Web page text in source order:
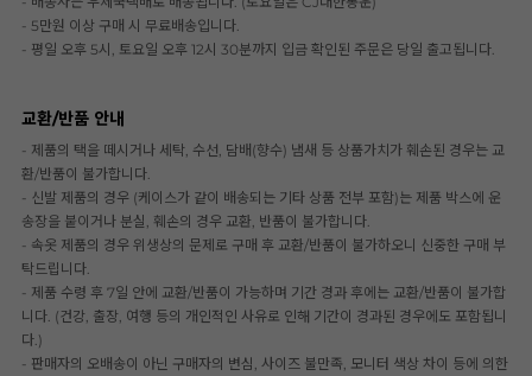
- 5만원 이상 구매 시 무료배송입니다.
- 평일 오후 5시, 토요일 오후 12시 30분까지 입금 확인된 주문은 당일 출고됩니다.
교환/반품 안내
- 제품의 택을 떼시거나 세탁, 수선, 담배(향수) 냄새 등 상품가치가 훼손된 경우는 교
환/반품이 불가합니다.
- 신발 제품의 경우 (케이스가 같이 배송되는 기타 상품 전부 포함)는 제품 박스에 운
송장을 붙이거나 분실, 훼손의 경우 교환, 반품이 불가합니다.
- 속옷 제품의 경우 위생상의 문제로 구매 후 교환/반품이 불가하오니 신중한 구매 부
탁드립니다.
- 제품 수령 후 7일 안에 교환/반품이 가능하며 기간 경과 후에는 교환/반품이 불가합
니다. (건강, 출장, 여행 등의 개인적인 사유로 인해 기간이 경과된 경우에도 포함됩니
다.)
- 판매자의 오배송이 아닌 구매자의 변심, 사이즈 불만족, 모니터 색상 차이 등에 의한